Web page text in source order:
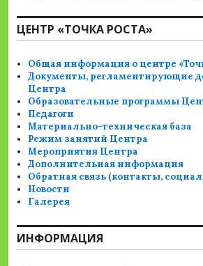
ЦЕНТР «ТОЧКА РОСТА»
Общая информация о центре
Документы, регламентирующие
Центра
Образовательные программы
Педагоги
Материально-техническая база
Режим занятий Центра
Мероприятия Центра
Дополнительная информация
Обратная связь (контакты,
Новости
Галерея
ИНФОРМАЦИЯ